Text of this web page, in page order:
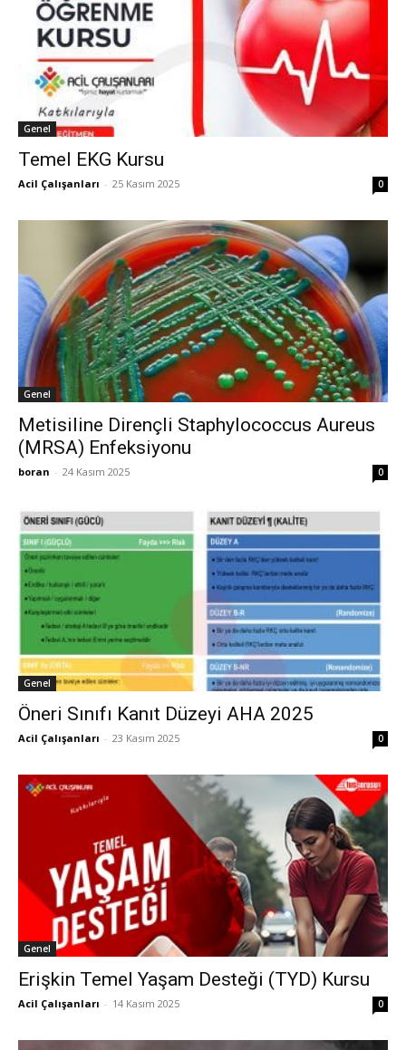
Genel
Temel EKG Kursu
Acil Çalışanları - 25 Kasım 2025 0
Genel
Metisiline Dirençli Staphylococcus Aureus
(MRSA) Enfeksiyonu
boran - 24 Kasım 2025 0
Genel
Öneri Sınıfı Kanıt Düzeyi AHA 2025
Acil Çalışanları - 23 Kasım 2025 0
Genel
Erişkin Temel Yaşam Desteği (TYD) Kursu
Acil Çalışanları - 14 Kasım 2025 0